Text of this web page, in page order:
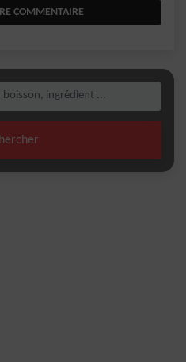
COMMENTAIRE